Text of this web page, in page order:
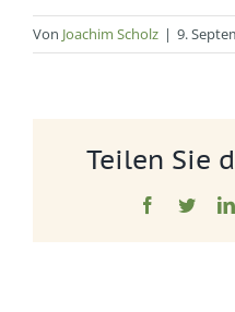
Von Joachim Scholz | 9.
Teilen Sie
Facebook
Twitter